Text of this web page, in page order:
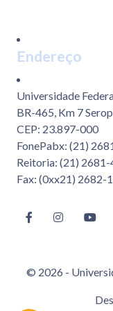
Endereço
Universidade
BR-465, Km 7
CEP: 23.897-000
FonePabx: (21)
Reitoria: (21)
Fax: (0xx21) 2682-
© 2026 -